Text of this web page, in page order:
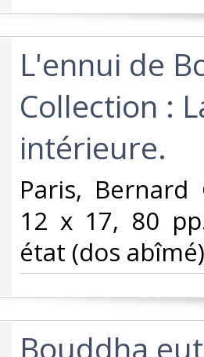
‎L'ennui de
Collection :
intérieure.‎
‎Paris, Bernard
12 x 17, 80
état (dos
‎Bouddha